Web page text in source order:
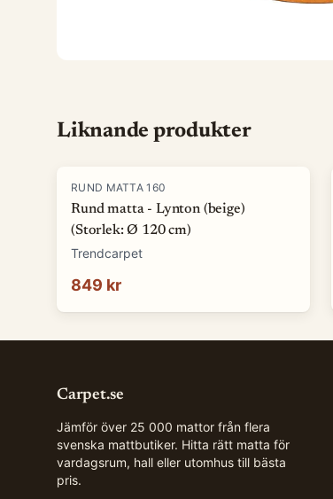
Liknande produkter
RUND MATTA 160
Rund matta - Lynton (beige)
(Storlek: Ø 120 cm)
Trendcarpet
849 kr
Carpet.se
Jämför över 25 000 mattor från flera
svenska mattbutiker. Hitta rätt matta för
vardagsrum, hall eller utomhus till bästa
pris.